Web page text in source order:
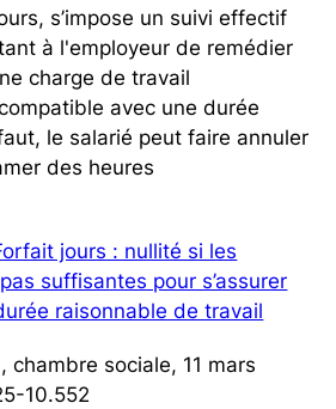
s’impose un suivi effectif
à l'employeur de remédier
charge de travail
avec une durée
le salarié peut faire annuler
des heures
jours : nullité si les
suffisantes pour s’assurer
raisonnable de travail
chambre sociale, 11 mars
10.552